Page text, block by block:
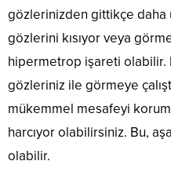
gözlerinizden gittikçe daha
gözlerini kısıyor veya
hipermetrop işareti olabilir.
gözleriniz ile görmeye
mükemmel mesafeyi
harcıyor olabilirsiniz. Bu,
olabilir.